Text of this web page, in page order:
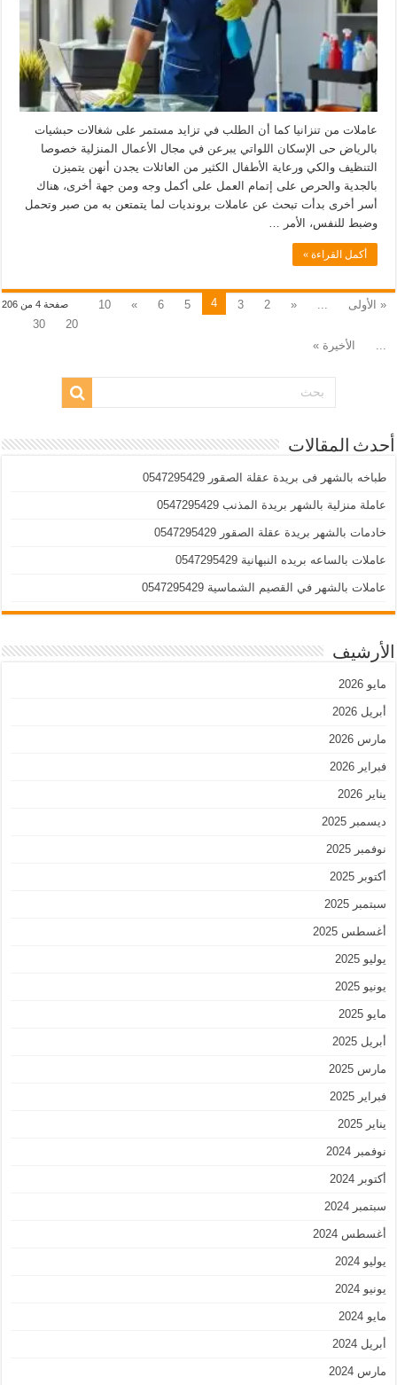
عاملات من تنزانيا كما أن الطلب في تزايد مستمر على شغالات حبشيات
بالرياض حى الإسكان اللواتي يبرعن في مجال الأعمال المنزلية خصوصا
التنظيف والكي ورعاية الأطفال الكثير من العائلات يجدن أنهن يتميزن
بالجدية والحرص على إتمام العمل على أكمل وجه ومن جهة أخرى، هناك
أسر أخرى بدأت تبحث عن عاملات برونديات لما يتمتعن به من صبر وتحمل
وضبط للنفس، الأمر …
أكمل القراءة »
صفحة 4 من 206 « الأولى «
2
3
4
5
6
»
10
20
30
الأخيرة »
أحدث المقالات
طباخه بالشهر فى بريدة عقلة الصقور 0547295429
عاملة منزلية بالشهر بريدة المذنب 0547295429
خادمات بالشهر بريدة عقلة الصقور 0547295429
عاملات بالساعه بريده النبهانية 0547295429
عاملات بالشهر في القصيم الشماسية 0547295429
الأرشيف
مايو 2026
أبريل 2026
مارس 2026
فبراير 2026
يناير 2026
ديسمبر 2025
نوفمبر 2025
أكتوبر 2025
سبتمبر 2025
أغسطس 2025
يوليو 2025
يونيو 2025
مايو 2025
أبريل 2025
مارس 2025
فبراير 2025
يناير 2025
نوفمبر 2024
أكتوبر 2024
سبتمبر 2024
أغسطس 2024
يوليو 2024
يونيو 2024
مايو 2024
أبريل 2024
مارس 2024